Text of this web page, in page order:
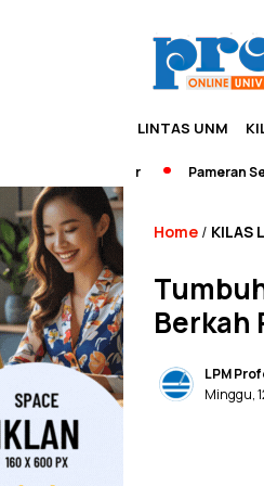
LINTAS UNM
Pameran Sejarah
Home / KILAS
Berkah
LPM
Minggu,